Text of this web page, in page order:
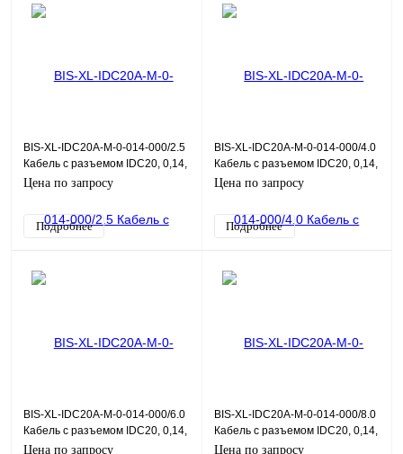
BIS-XL-IDC20A-M-0-014-000/2.5
Кабель с разъемом IDC20, 0,14,
2,5 м
Цена по запросу
Подробнее
BIS-XL-IDC20A-M-0-014-000/4.0
Кабель с разъемом IDC20, 0,14,
4,0 м
Цена по запросу
Подробнее
BIS-XL-IDC20A-M-0-014-000/6.0
Кабель с разъемом IDC20, 0,14,
6,0 м
Цена по запросу
BIS-XL-IDC20A-M-0-014-000/8.0
Кабель с разъемом IDC20, 0,14,
8,0 м
Цена по запросу